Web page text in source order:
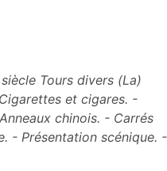
Tours divers (La)
et cigares. -
chinois. - Carrés
- Présentation scénique. -